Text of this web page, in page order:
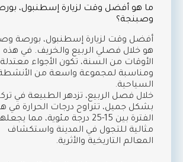
ما هو أفضل وقت لزيارة إسطنبول،
وصبنجة؟
أفضل وقت لزيارة إسطنبول، بورصة
هو خلال فصلي الربيع والخريف. في هذه
الأوقات من السنة، تكون الأجواء معتدلة
ومناسبة لمجموعة واسعة من
السياحية.
خلال فصل الربيع، تزدهر الطبيعة في
بشكل جميل، تتراوح درجات الحرارة في
الفترة بين 15-25 درجة مئوية، مما
مثالية للتجول في المدينة واستكشاف
المعالم التاريخية والأثرية.